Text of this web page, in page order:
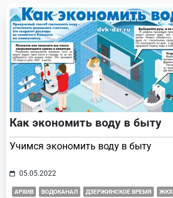
text">Page</span>
Как экономить воду в быту
Учимся экономить воду в быту
05.05.2022
АРХИВ ВОДОКАНАЛ ДЗЕРЖИНСКОЕ ВРЕМЯ ЖКХ